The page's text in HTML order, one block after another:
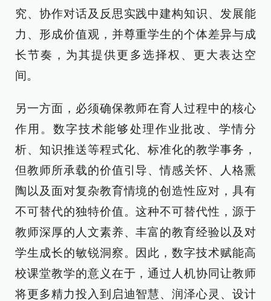
究、协作对话及反思实践中建构知识、发展能
力、形成价值观，并尊重学生的个体差异与成
长节奏，为其提供更多选择权、更大表达空
间。
另一方面，必须确保教师在育人过程中的核心
作用。数字技术能够处理作业批改、学情分
析、知识推送等程式化、标准化的教学事务，
但教师所承载的价值引导、情感关怀、人格熏
陶以及面对复杂教育情境的创造性应对，具有
不可替代的独特价值。这种不可替代性，源于
教师深厚的人文素养、丰富的教育经验以及对
学生成长的敏锐洞察。因此，数字技术赋能高
校课堂教学的意义在于，通过人机协同让教师
将更多精力投入到启迪智慧、润泽心灵、设计